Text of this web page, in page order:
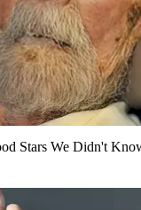
Stars We Didn't